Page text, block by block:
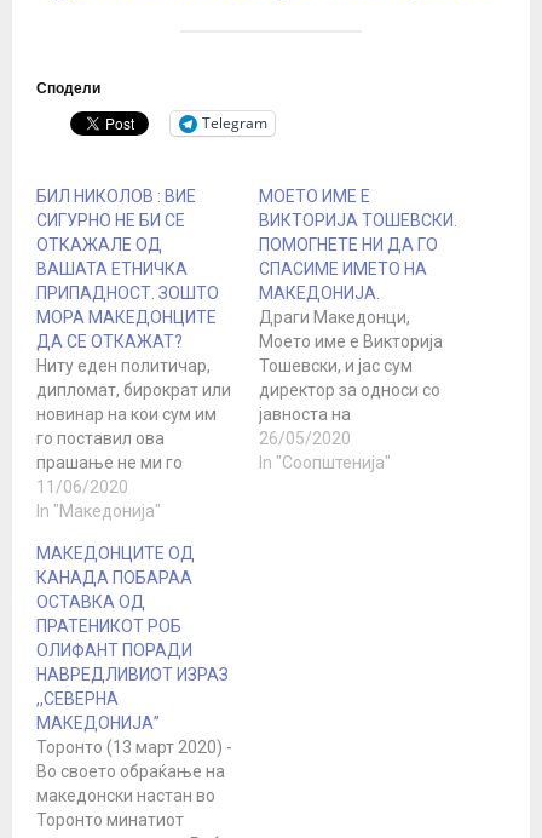
Сподели
Telegram
БИЛ НИКОЛОВ : ВИЕ
СИГУРНО НЕ БИ СЕ
ОТКАЖАЛЕ ОД
ВАШАТА ЕТНИЧКА
ПРИПАДНОСТ. ЗОШТО
МОРА МАКЕДОНЦИТЕ
ДА СЕ ОТКАЖАТ?
Ниту еден политичар,
дипломат, бирократ или
новинар на кои сум им
го поставил ова
прашање не ми го
одговорил. Но, секогаш
беа подготвени да ми
откажам од мојот
етнички идентитет. Се
обидуваа да ме убедат
дека принудното
преименување на
Македонија,
редефинирањето на се
што значи…
11/06/2020
In "Македонија"
МОЕТО ИМЕ Е
ВИКТОРИЈА ТОШЕВСКИ.
ПОМОГНЕТЕ НИ ДА ГО
СПАСИМЕ ИМЕТО НА
МАКЕДОНИЈА.
Драги Македонци,
Моето име е Викторија
Тошевски, и јас сум
директор за односи со
јавноста на
Македонското
Меѓународно Движење
26/05/2020
In "Соопштенија"
МАКЕДОНЦИТЕ ОД
КАНАДА ПОБАРАА
ОСТАВКА ОД
ПРАТЕНИКОТ РОБ
ОЛИФАНТ ПОРАДИ
НАВРЕДЛИВИОТ ИЗРАЗ
,,СЕВЕРНА
МАКЕДОНИЈА”
Торонто (13 март 2020) -
Во своето обраќање на
македонски настан во
Торонто минатиот